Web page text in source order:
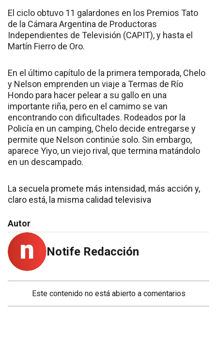
El ciclo obtuvo 11 galardones en los Premios Tato
de la Cámara Argentina de Productoras
Independientes de Televisión (CAPIT), y hasta el
Martín Fierro de Oro.
En el último capítulo de la primera temporada, Chelo
y Nelson emprenden un viaje a Termas de Río
Hondo para hacer pelear a su gallo en una
importante riña, pero en el camimo se van
encontrando con dificultades. Rodeados por la
Policía en un camping, Chelo decide entregarse y
permite que Nelson continúe solo. Sin embargo,
aparece Yiyo, un viejo rival, que termina matándolo
en un descampado.
La secuela promete más intensidad, más acción y,
claro está, la misma calidad televisiva
Autor
Notife Redacción
Este contenido no está abierto a comentarios